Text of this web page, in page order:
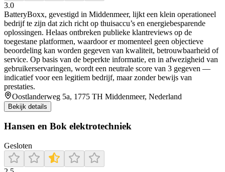
3.0
BatteryBoxx, gevestigd in Middenmeer, lijkt een klein operationeel
bedrijf te zijn dat zich richt op thuisaccu’s en energiebesparende
oplossingen. Helaas ontbreken publieke klantreviews op de
toegestane platformen, waardoor er momenteel geen objectieve
beoordeling kan worden gegeven van kwaliteit, betrouwbaarheid of
service. Op basis van de beperkte informatie, en in afwezigheid van
gebruikerservaringen, wordt een neutrale score van 3 gegeven —
indicatief voor een legitiem bedrijf, maar zonder bewijs van
prestaties.
Oostlanderweg 5a, 1775 TH Middenmeer, Nederland
Bekijk details
Hansen en Bok elektrotechniek
Gesloten